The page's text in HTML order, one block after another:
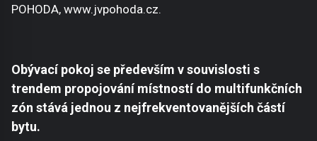
POHODA, www.jvpohoda.cz.
Obývací pokoj se především v souvislosti s
trendem propojování místností do multifunkčních
zón stává jednou z nejfrekventovanějších částí
bytu.